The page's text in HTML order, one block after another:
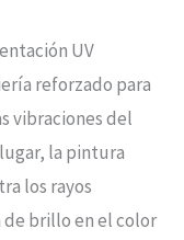
UV
reforzado para
vibraciones del
la pintura
los rayos
brillo en el color